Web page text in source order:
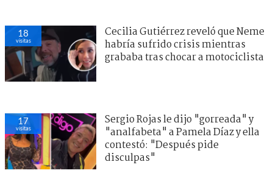
18
visitas
Cecilia Gutiérrez reveló que Neme
habría sufrido crisis mientras
grababa tras chocar a motociclista
17
visitas
Sergio Rojas le dijo "gorreada" y
"analfabeta" a Pamela Díaz y ella
contestó: "Después pide
disculpas"